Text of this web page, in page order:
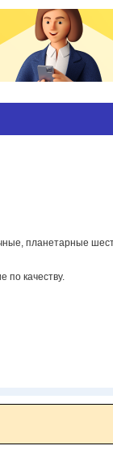
планетарные
по качеству.